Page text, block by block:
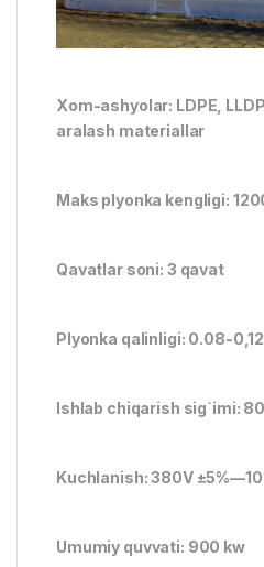
Xom-ashyolar: LDPE,
aralash materiallar
Maks plyonka kengligi:
Qavatlar soni: 3 qavat
Plyonka qalinligi: 0.08-
Ishlab chiqarish sig`imi:
Kuchlanish: 380V
Umumiy quvvati: 900 kw